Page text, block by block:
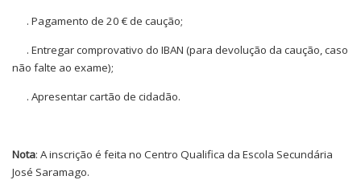
. Pagamento de 20 € de caução;
. Entregar comprovativo do IBAN (para devolução da caução, caso
não falte ao exame);
. Apresentar cartão de cidadão.
Nota: A inscrição é feita no Centro Qualifica da Escola Secundária
José Saramago.